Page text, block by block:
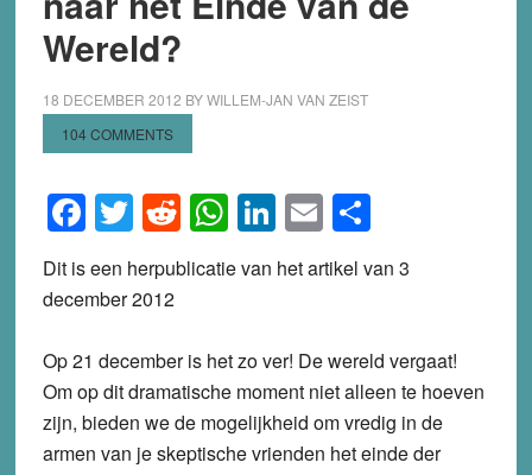
Wereld?
18 DECEMBER 2012 BYWILLEM-JAN VAN ZEIST
104 COMMENTS
Facebook
Twitter
Reddit
WhatsApp
LinkedIn
EmailShare
Dit is een herpublicatie van het artikel van 3
december 2012
Op 21 december is het zo ver! De wereld vergaat!
Om op dit dramatische moment niet alleen te hoeven
zijn, bieden we de mogelijkheid om vredig in de
armen van je skeptische vrienden het einde der